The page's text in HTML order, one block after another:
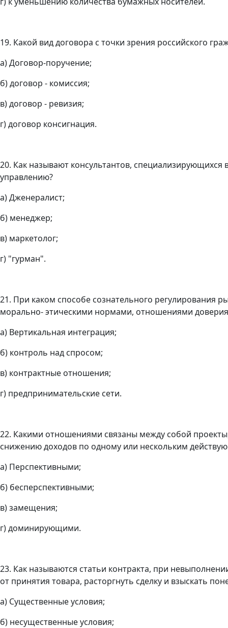
19. Какой вид договора с точки зрения российского
а) Договор-поручение;
б) договор - комиссия;
в) договор - ревизия;
г) договор консигнация.
20. Как называют консультантов,
управлению?
а) Дженералист;
б) менеджер;
в) маркетолог;
г) "гурман".
21. При каком способе сознательного регулирования
морально- этическими нормами, отношениями доверия
а) Вертикальная интеграция;
б) контроль над спросом;
в) контрактные отношения;
г) предпринимательские сети.
22. Какими отношениями связаны между собой
снижению доходов по одному или нескольким
а) Перспективными;
б) бесперспективными;
в) замещения;
г) доминирующими.
23. Как называются статьи контракта, при
от принятия товара, расторгнуть сделку и взыскать
а) Существенные условия;
б) несущественные условия;